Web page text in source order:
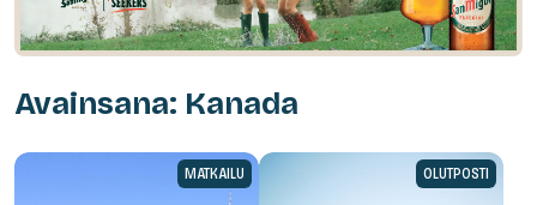
Avainsana: Kanada
MATKAILU OLUTPOSTI